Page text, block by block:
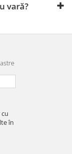
vară?
în